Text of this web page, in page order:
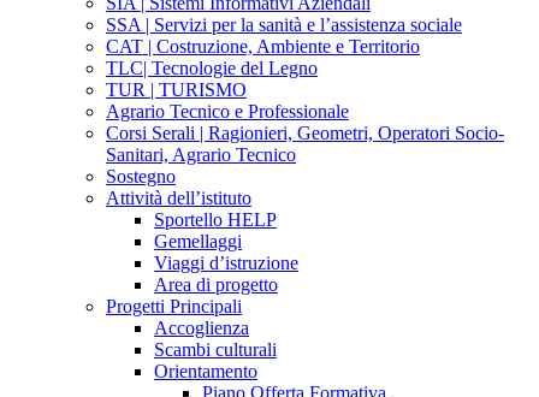
SSA | Servizi per la sanità e l’assistenza sociale
CAT | Costruzione, Ambiente e Territorio
TLC| Tecnologie del Legno
TUR | TURISMO
Agrario Tecnico e Professionale
Corsi Serali | Ragionieri, Geometri, Operatori Socio-
Sanitari, Agrario Tecnico
Sostegno
Attività dell’istituto
Sportello HELP
Gemellaggi
Viaggi d’istruzione
Area di progetto
Progetti Principali
Accoglienza
Scambi culturali
Orientamento
Piano Offerta Formativa